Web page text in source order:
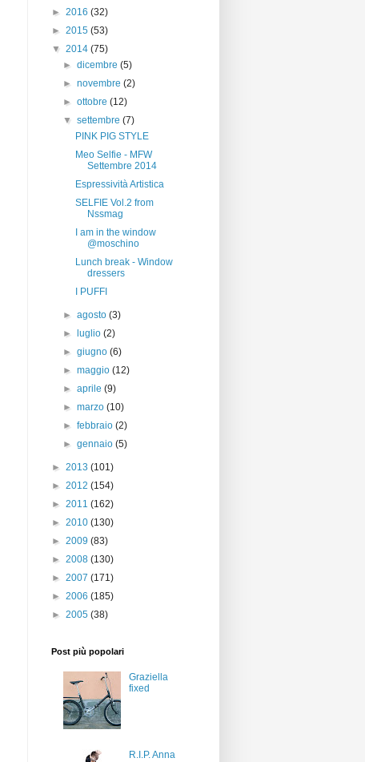
► 2016 (32)
► 2015 (53)
▼ 2014 (75)
►dicembre(5)
►novembre(2)
►ottobre(12)
▼settembre(7)
PINK PIG STYLE
Meo Selfie - MFW
Settembre 2014
Espressività Artistica
SELFIE Vol.2 from
Nssmag
I am in the window
@moschino
Lunch break - Window
dressers
I PUFFI
►agosto(3)
►
luglio(2)
►giugno(6)
►maggio(12)
►aprile(9)
►marzo(10)
►febbraio(2)
►gennaio(5)
► 2013 (101)
► 2012 (154)
► 2011 (162)
► 2010 (130)
► 2009 (83)
► 2008 (130)
► 2007 (171)
► 2006 (185)
► 2005 (38)
Post più popolari
Graziella
fixed
R.I.P. Anna